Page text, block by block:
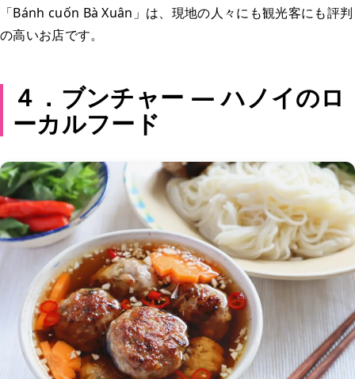
「Bánh cuốn Bà Xuân」は、現地の人々にも観光客にも評判
の高いお店です。
４．ブンチャー — ハノイのロ
ーカルフード